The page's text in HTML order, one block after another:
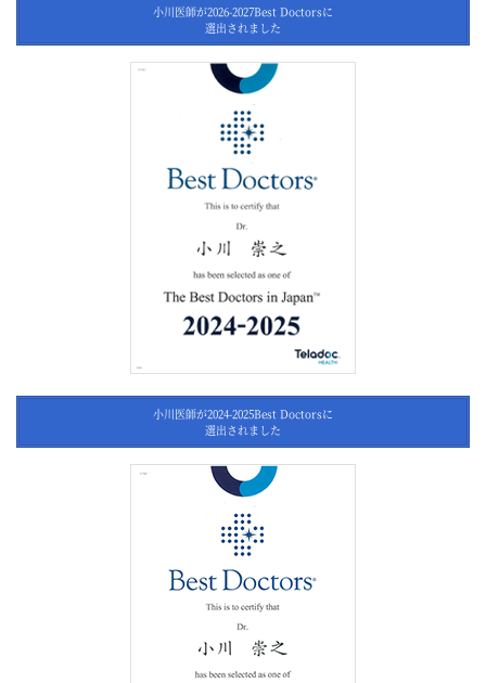
小川医師が2026-2027Best Doctorsに
選出されました
小川医師が2024-2025Best Doctorsに
選出されました